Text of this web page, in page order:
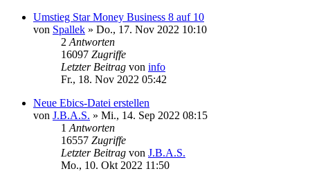
Umstieg Star Money Business 8 auf 10
von Spallek » Do., 17. Nov 2022 10:10
2 Antworten
16097 Zugriffe
Letzter Beitrag von info
Fr., 18. Nov 2022 05:42
Neue Ebics-Datei erstellen
von J.B.A.S. » Mi., 14. Sep 2022 08:15
1 Antworten
16557 Zugriffe
Letzter Beitrag von J.B.A.S.
Mo., 10. Okt 2022 11:50